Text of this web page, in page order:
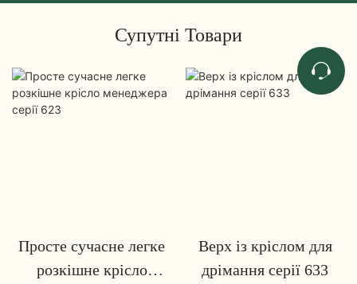
Супутні Товари
Просте сучасне легке
розкішне крісло
Верх із кріслом для
дрімання серії 633